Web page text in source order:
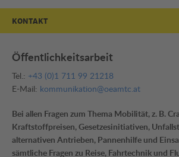
KONTAKT
Öffentlichkeitsarbeit
Tel.: +43 (0)1 711 99 21218
E-Mail: kommunikation@oeamtc.at
Bei allen Fragen zum Thema Mobilität, z. B.
Kraftstoffpreisen, Gesetzesinitiativen,
alternativen Antrieben, Pannenhilfe und
sämtliche Fragen zu Reise, Fahrtechnik und